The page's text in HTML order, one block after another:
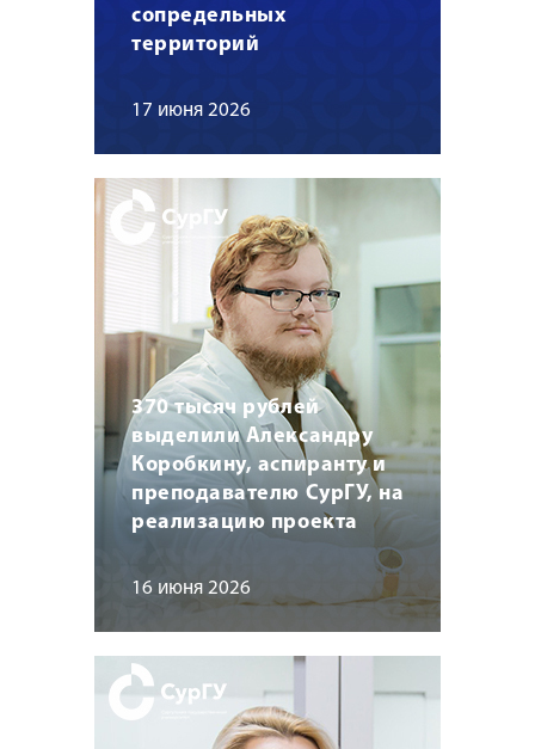
сопредельных
территорий
17 июня 2026
370 тысяч рублей
выделили Александру
Коробкину, аспиранту и
преподавателю СурГУ, на
реализацию проекта
16 июня 2026